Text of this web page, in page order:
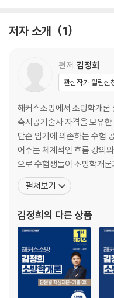
PART 3 화재론
CHAPTER 2 실내건축물의 화재
CHAPTER 3 건축의 방재와
CHAPTER 4 화재조사
CHAPTER 5 화재진압
PART 4 소화론
CHAPTER 1 소화이론
CHAPTER 2 수계 소화약제
CHAPTER 3 비수계 소화약제
CHAPTER 1 소방시설 개론
CHAPTER 2 소화설비
CHAPTER 3 경보설비
CHAPTER 4 피난구조설비
CHAPTER 5 소화용수설비
CHAPTER 6 소화활동설비
저자 소개 1
편저 김정희
관심작가 알림신
해커스소방에서 소방학개론
축시공기술사 자격을 보유
단순 암기에 의존하는 수험
어주는 체계적인 흐름 강의
으로 수험생들이 소방학개
부할 수 있도록 이끌고 있다.
높은 가독성과 핵심 요약 중
사도로 합격생들 사이에서
펼쳐보기
김정희의 다른 상품